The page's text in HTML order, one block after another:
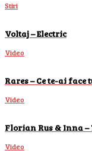
Stiri
Voltaj – Electric
Video
Rares – Ce te-ai face
Video
Florian Rus & Inna –
Video